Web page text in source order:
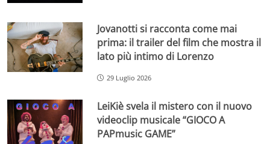
Jovanotti si racconta come mai
prima: il trailer del film che mostra il
lato più intimo di Lorenzo
29 Luglio 2026
LeiKiè svela il mistero con il nuovo
videoclip musicale “GIOCO A
PAPmusic GAME”